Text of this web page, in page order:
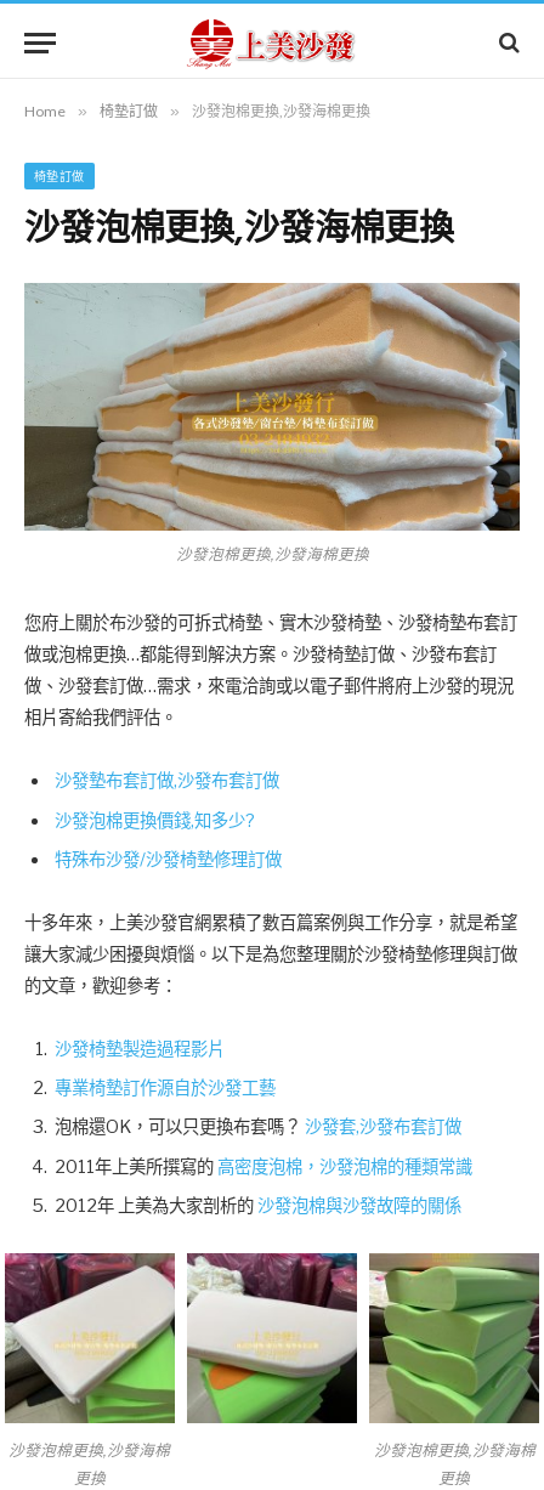
Home » 椅墊訂做 » 沙發泡棉更換,沙發海棉更換
椅墊訂做
沙發泡棉更換,沙發海棉更換
沙發泡棉更換,沙發海棉更換
您府上關於布沙發的可拆式椅墊、實木沙發椅墊、沙發椅墊布套訂
做或泡棉更換…都能得到解決方案。沙發椅墊訂做、沙發布套訂
做、沙發套訂做…需求，來電洽詢或以電子郵件將府上沙發的現況
相片寄給我們評估。
沙發墊布套訂做,沙發布套訂做
沙發泡棉更換價錢,知多少?
特殊布沙發/沙發椅墊修理訂做
十多年來，上美沙發官網累積了數百篇案例與工作分享，就是希望
讓大家減少困擾與煩惱。以下是為您整理關於沙發椅墊修理與訂做
的文章，歡迎參考：
沙發椅墊製造過程影片
專業椅墊訂作源自於沙發工藝
泡棉還OK，可以只更換布套嗎？ 沙發套,沙發布套訂做
2011年上美所撰寫的高密度泡棉，沙發泡棉的種類常識
2012年 上美為大家剖析的沙發泡棉與沙發故障的關係
沙發泡棉更換,沙發海棉
更換
沙發泡棉更換,沙發海棉
更換